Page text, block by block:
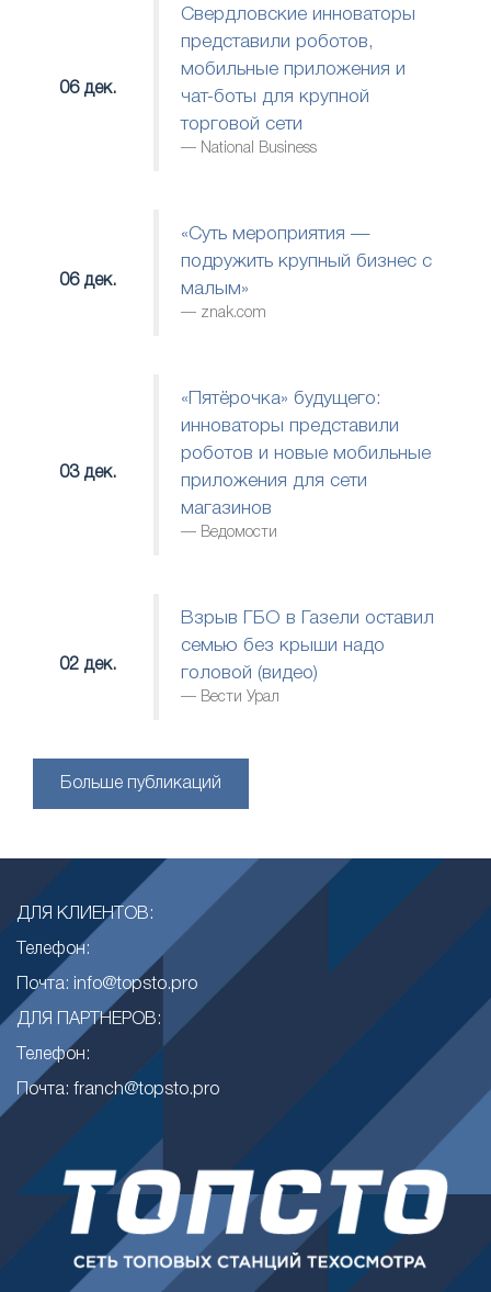
06 дек.
Свердловские инноваторы
представили роботов,
мобильные приложения и
чат-боты для крупной
торговой сети
National Business
06 дек.
«Суть мероприятия —
подружить крупный бизнес с
малым»
znak.com
03 дек.
«Пятёрочка» будущего:
инноваторы представили
роботов и новые мобильные
приложения для сети
магазинов
Ведомости
02 дек.
Взрыв ГБО в Газели оставил
семью без крыши надо
головой (видео)
Вести Урал
Больше публикаций
ДЛЯ КЛИЕНТОВ:
Телефон:
Почта: info@topsto.pro
ДЛЯ ПАРТНЕРОВ:
Телефон:
Почта: franch@topsto.pro